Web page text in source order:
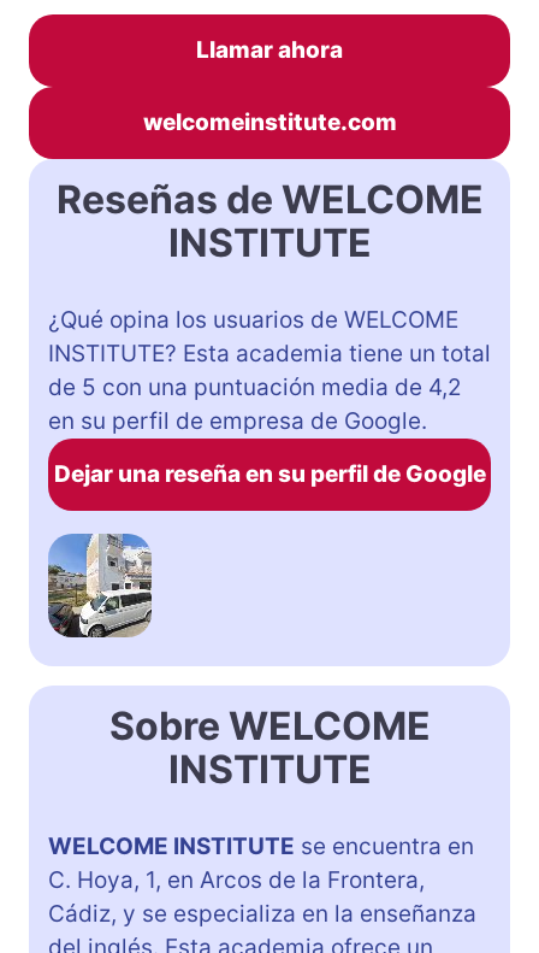
Llamar ahora
welcomeinstitute.com
Reseñas de WELCOME
INSTITUTE
¿Qué opina los usuarios de WELCOME
INSTITUTE? Esta academia tiene un total
de 5 con una puntuación media de 4,2
en su perfil de empresa de Google.
Dejar una reseña en su perfil de Google
Sobre WELCOME
INSTITUTE
WELCOME INSTITUTE se encuentra en
C. Hoya, 1, en Arcos de la Frontera,
Cádiz, y se especializa en la enseñanza
del inglés. Esta academia ofrece un